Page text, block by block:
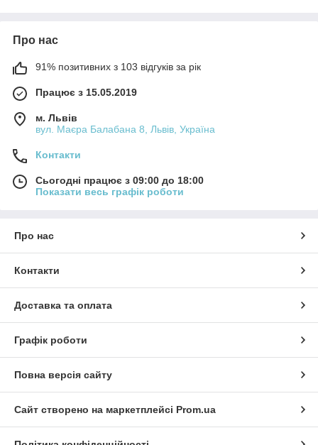
Про нас
91% позитивних з 103 відгуків за рік
Працює з 15.05.2019
м. Львів
вул. Маєра Балабана 8, Львів, Україна
Контакти
Сьогодні працює з 09:00 до 18:00
Показати весь графік роботи
Про нас
Контакти
Доставка та оплата
Графік роботи
Повна версія сайту
Сайт створено на маркетплейсі Prom.ua